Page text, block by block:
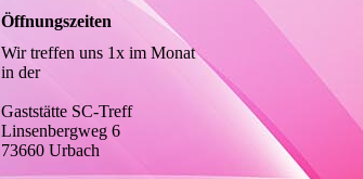
Öffnungszeiten
Wir treffen uns 1x im Monat
in der
Gaststätte SC-Treff
Linsenbergweg 6
73660 Urbach